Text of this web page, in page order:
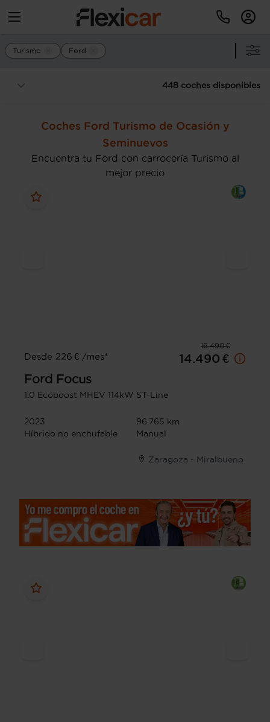
Turismo Ford
448 coches disponibles
Coches Ford Turismo de Ocasión y
Seminuevos
Encuentra tu Ford con carrocería Turismo al
mejor precio
16.490 €
Desde 226 € /mes*
14.490 €
Ford Focus
1.0 Ecoboost MHEV 114kW ST-Line
2023
96.765 km
Híbrido no enchufable
Manual
Zaragoza - Miralbueno